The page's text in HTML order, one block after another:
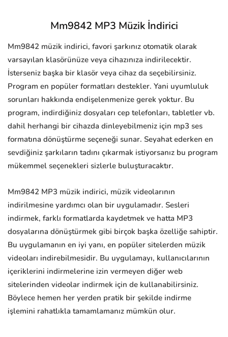
Mm9842 MP3 Müzik İndirici
Mm9842 müzik indirici, favori şarkınız otomatik olarak
varsayılan klasörünüze veya cihazınıza indirilecektir.
İsterseniz başka bir klasör veya cihaz da seçebilirsiniz.
Program en popüler formatları destekler. Yani uyumluluk
sorunları hakkında endişelenmenize gerek yoktur. Bu
program, indirdiğiniz dosyaları cep telefonları, tabletler vb.
dahil herhangi bir cihazda dinleyebilmeniz için mp3 ses
formatına dönüştürme seçeneği sunar. Seyahat ederken en
sevdiğiniz şarkıların tadını çıkarmak istiyorsanız bu program
mükemmel seçenekleri sizlerle buluşturacaktır.
Mm9842 MP3 müzik indirici, müzik videolarının
indirilmesine yardımcı olan bir uygulamadır. Sesleri
indirmek, farklı formatlarda kaydetmek ve hatta MP3
dosyalarına dönüştürmek gibi birçok başka özelliğe sahiptir.
Bu uygulamanın en iyi yanı, en popüler sitelerden müzik
videoları indirebilmesidir. Bu uygulamayı, kullanıcılarının
içeriklerini indirmelerine izin vermeyen diğer web
sitelerinden videolar indirmek için de kullanabilirsiniz.
Böylece hemen her yerden pratik bir şekilde indirme
işlemini rahatlıkla tamamlamanız mümkün olur.